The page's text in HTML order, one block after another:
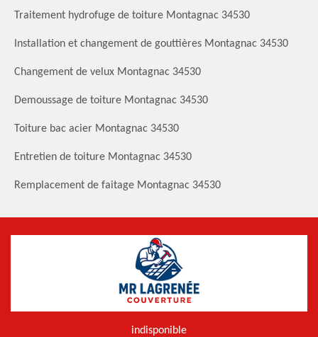
Traitement hydrofuge de toiture Montagnac 34530
Installation et changement de gouttières Montagnac 34530
Changement de velux Montagnac 34530
Demoussage de toiture Montagnac 34530
Toiture bac acier Montagnac 34530
Entretien de toiture Montagnac 34530
Remplacement de faitage Montagnac 34530
indisponible